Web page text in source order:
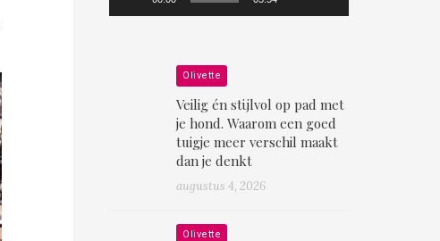
Olivette
Veilig én stijlvol op pad met
je hond. Waarom een goed
tuigje meer verschil maakt
dan je denkt
augustus 4, 2026
Olivette